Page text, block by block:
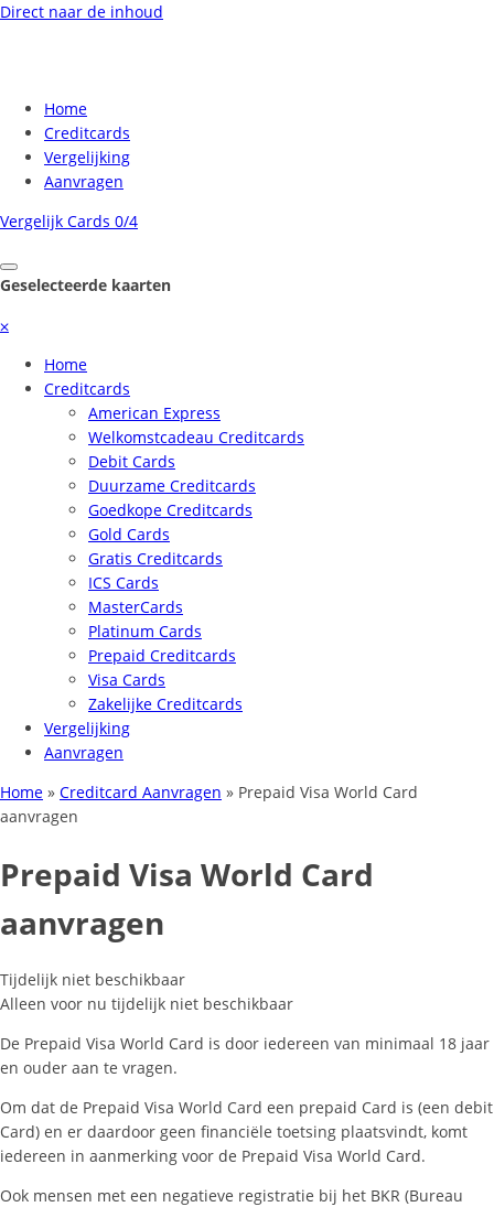
Direct naar de inhoud
Home
Creditcards
Vergelijking
Aanvragen
Vergelijk Cards 0/4
Geselecteerde kaarten
⨉
Home
Creditcards
American Express
Welkomstcadeau Creditcards
Debit Cards
Duurzame Creditcards
Goedkope Creditcards
Gold Cards
Gratis Creditcards
ICS Cards
MasterCards
Platinum Cards
Prepaid Creditcards
Visa Cards
Zakelijke Creditcards
Vergelijking
Aanvragen
Home » Creditcard Aanvragen » Prepaid Visa World Card
aanvragen
Prepaid Visa World Card
aanvragen
Tijdelijk niet beschikbaar
Alleen voor nu tijdelijk niet beschikbaar
De Prepaid Visa World Card is door iedereen van minimaal 18 jaar
en ouder aan te vragen.
Om dat de Prepaid Visa World Card een prepaid Card is (een debit
Card) en er daardoor geen financiële toetsing plaatsvindt, komt
iedereen in aanmerking voor de Prepaid Visa World Card.
Ook mensen met een negatieve registratie bij het BKR (Bureau